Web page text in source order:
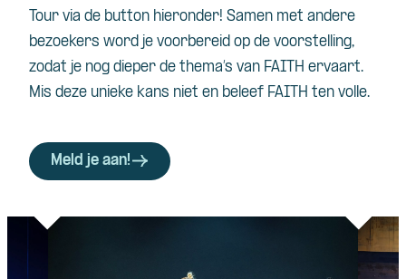
Tour via de button hieronder! Samen met andere
bezoekers word je voorbereid op de voorstelling,
zodat je nog dieper de thema’s van FAITH ervaart.
Mis deze unieke kans niet en beleef FAITH ten volle.
Meld je aan!